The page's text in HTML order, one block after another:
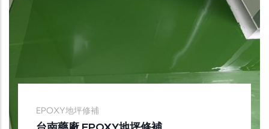
EPOXY地坪修補